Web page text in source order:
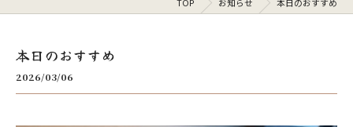
TOP お知らせ 本日のおすすめ
本日のおすすめ
2026/03/06